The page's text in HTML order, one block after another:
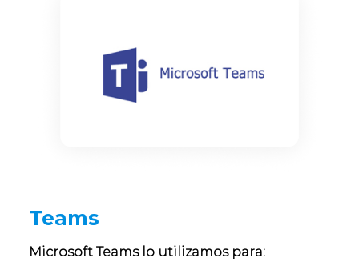
Teams
Microsoft Teams lo utilizamos para: